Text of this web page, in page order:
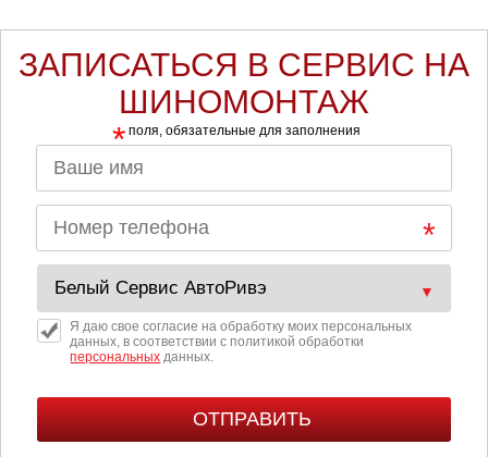
ЗАПИСАТЬСЯ В СЕРВИС НА
ШИНОМОНТАЖ
* поля, обязательные для заполнения
Я даю свое согласие на обработку моих персональных
данных, в соответствии с политикой обработки
персональных данных.